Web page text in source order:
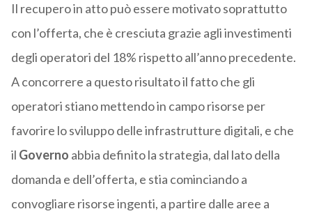
Il recupero in atto può essere motivato soprattutto
con l’offerta, che è cresciuta grazie agli investimenti
degli operatori del 18% rispetto all’anno precedente.
A concorrere a questo risultato il fatto che gli
operatori stiano mettendo in campo risorse per
favorire lo sviluppo delle infrastrutture digitali, e che
il Governo abbia definito la strategia, dal lato della
domanda e dell’offerta, e stia cominciando a
convogliare risorse ingenti, a partire dalle aree a